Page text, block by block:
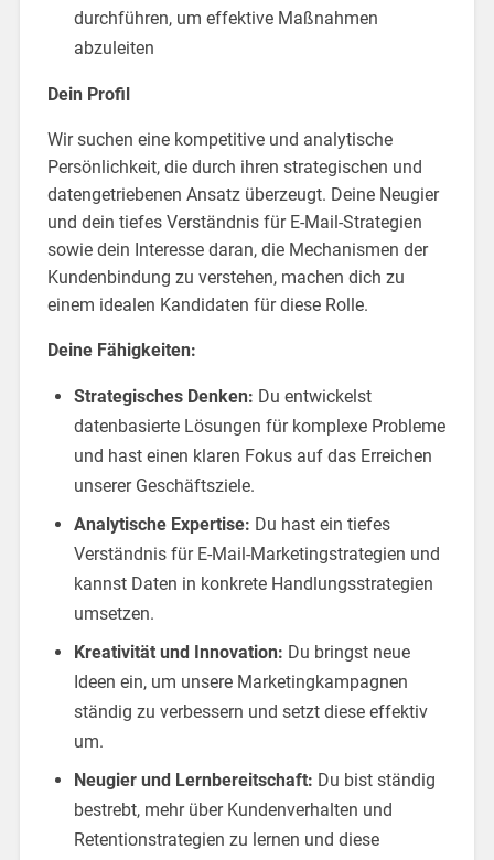
durchführen, um effektive Maßnahmen
abzuleiten
Dein Profil
Wir suchen eine kompetitive und analytische
Persönlichkeit, die durch ihren strategischen und
datengetriebenen Ansatz überzeugt. Deine Neugier
und dein tiefes Verständnis für E-Mail-Strategien
sowie dein Interesse daran, die Mechanismen der
Kundenbindung zu verstehen, machen dich zu
einem idealen Kandidaten für diese Rolle.
Deine Fähigkeiten:
Strategisches Denken: Du entwickelst
datenbasierte Lösungen für komplexe Probleme
und hast einen klaren Fokus auf das Erreichen
unserer Geschäftsziele.
Analytische Expertise: Du hast ein tiefes
Verständnis für E-Mail-Marketingstrategien und
kannst Daten in konkrete Handlungsstrategien
umsetzen.
Kreativität und Innovation: Du bringst neue
Ideen ein, um unsere Marketingkampagnen
ständig zu verbessern und setzt diese effektiv
um.
Neugier und Lernbereitschaft: Du bist ständig
bestrebt, mehr über Kundenverhalten und
Retentionstrategien zu lernen und diese